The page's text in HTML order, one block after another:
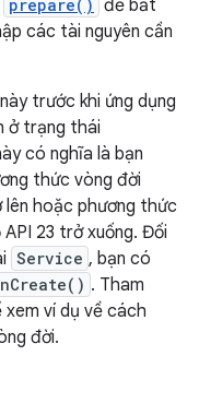
prepare() để bắt
các tài nguyên cần
trước khi ứng dụng
ở trạng thái
có nghĩa là bạn
thức vòng đời
hoặc phương thức
23 trở xuống. Đối
Service , bạn có
. Tham
xem ví dụ về cách
đời.